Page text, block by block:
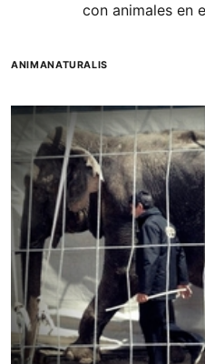
con animales en
ANIMANATURALIS